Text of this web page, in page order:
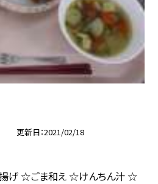
更新日 2021/02/18
げ ☆ごま和え ☆けんちん汁 ☆